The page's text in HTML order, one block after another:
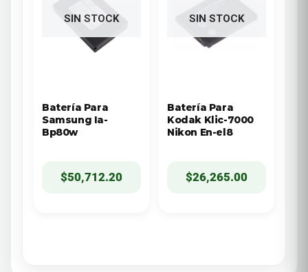
SIN STOCK
Batería Para
Samsung Ia-
Bp80w
$50,712.20
SIN STOCK
Batería Para
Kodak Klic-7000
Nikon En-el8
$26,265.00